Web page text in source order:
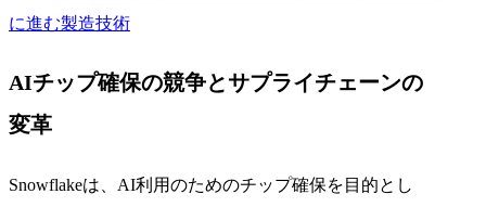
に進む製造技術
AIチップ確保の競争とサプライチェーンの
変革
Snowflakeは、AI利用のためのチップ確保を目的とし